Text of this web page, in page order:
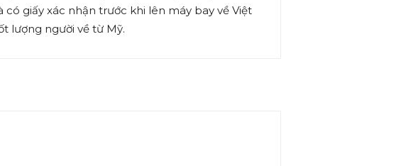
có giấy xác nhận trước khi lên máy bay về Việt
lượng người về từ Mỹ.